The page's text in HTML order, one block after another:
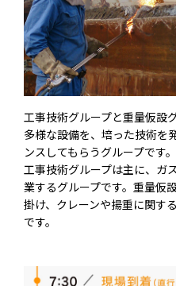
工事技術グループと重量仮設
多様な設備を、培った技術を
ンスしてもらうグループです。
工事技術グループは主に、ガ
業するグループです。重量仮
掛け、クレーンや揚重に関す
です。